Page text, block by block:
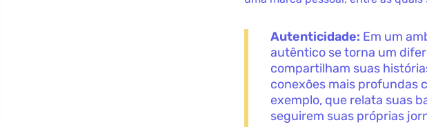
Autenticidade: Em um
autêntico se torna um
compartilham suas
conexões mais profundas
exemplo, que relata suas
seguirem suas próprias